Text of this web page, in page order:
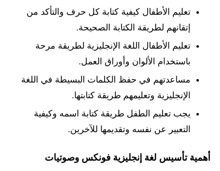
تعليم الأطفال كيفية كتابة كل حرف والتأكد من
إتقانهم لطريقة الكتابة الصحيحة.
تعليم الأطفال اللغة الإنجليزية لطريقة مرحة
باستخدام الألوان وأوراق العمل.
مساعدتهم في حفظ الكلمات البسيطة في اللغة
الإنجليزية وتعليمهم طريقة كتابتها.
يجب تعليم الطفل طريقة كتابة اسمه وكيفية
التعبير عن نفسه وتقديمها للآخرين.
أهمية تأسيس لغة إنجليزية فونكس وصوتيات